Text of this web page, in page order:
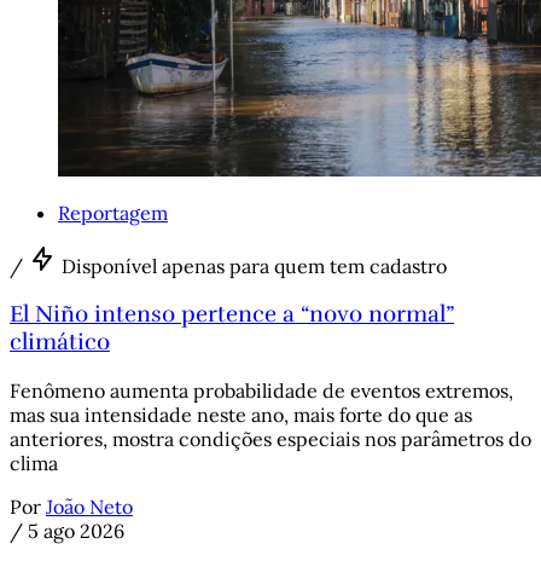
Reportagem
/ Disponível apenas para quem tem cadastro
El Niño intenso pertence a “novo normal”
climático
Fenômeno aumenta probabilidade de eventos extremos,
mas sua intensidade neste ano, mais forte do que as
anteriores, mostra condições especiais nos parâmetros do
clima
Por João Neto
/ 5 ago 2026